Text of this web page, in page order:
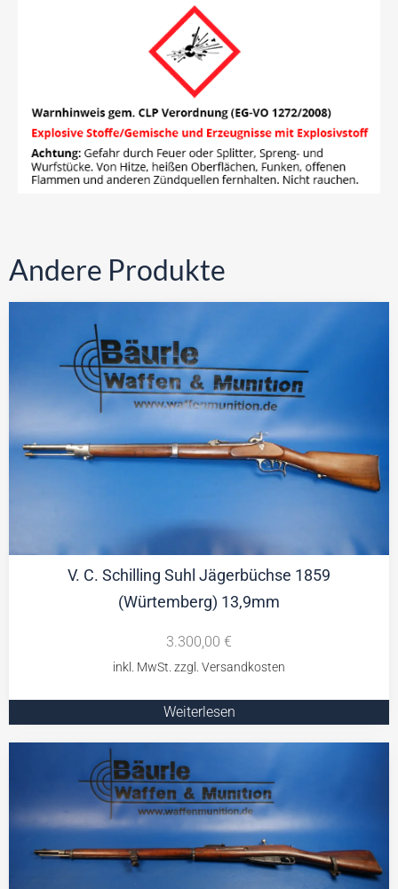
Andere Produkte
V. C. Schilling Suhl Jägerbüchse 1859
(Würtemberg) 13,9mm
3.300,00 €
Weiterlesen